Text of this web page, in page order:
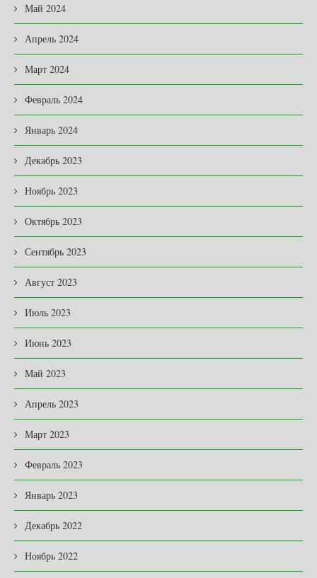
Май 2024
Апрель 2024
Март 2024
Февраль 2024
Январь 2024
Декабрь 2023
Ноябрь 2023
Октябрь 2023
Сентябрь 2023
Август 2023
Июль 2023
Июнь 2023
Май 2023
Апрель 2023
Март 2023
Февраль 2023
Январь 2023
Декабрь 2022
Ноябрь 2022